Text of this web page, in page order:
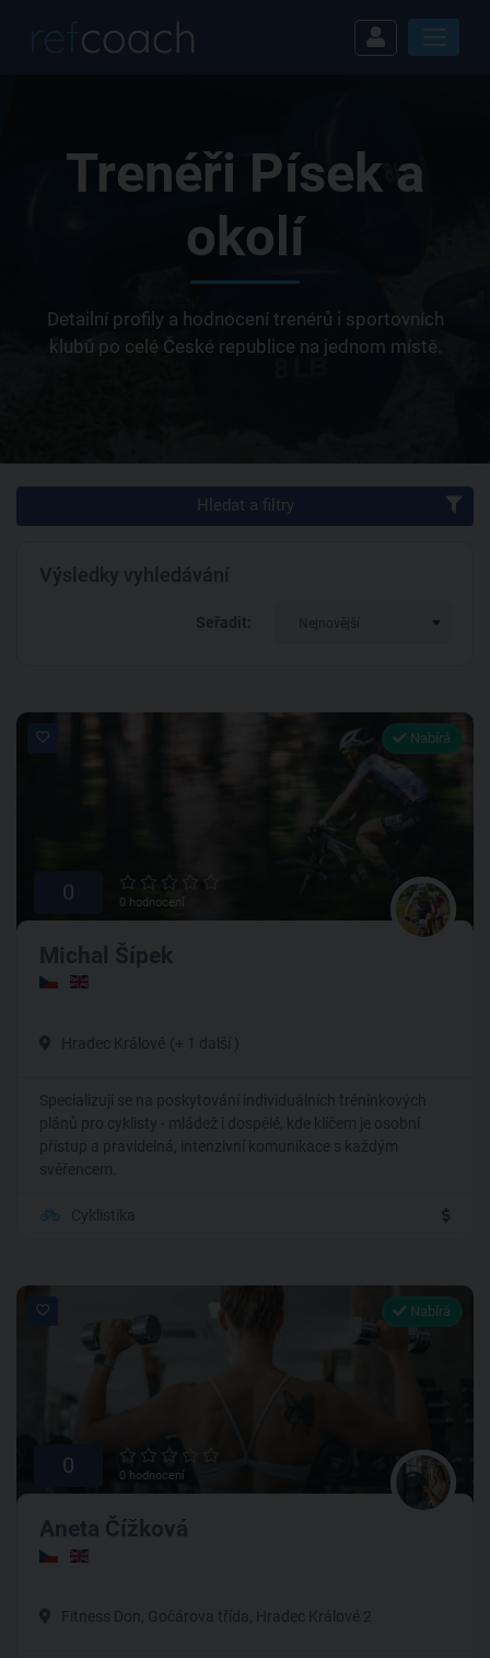
Trenéři Písek a
okolí
Detailní profily a hodnocení trenérů i sportovních
klubů po celé České republice na jednom místě.
Hledat a filtry
Výsledky vyhledávání
Seřadit: Nejnovější
Nabírá
0 0 hodnocení
Michal Šípek
Hradec Králové (+ 1 další )
Specializuji se na poskytování individuálních tréninkových
plánů pro cyklisty - mládež i dospělé, kde klíčem je osobní
přístup a pravidelná, intenzivní komunikace s každým
svěřencem.
Cyklistika
Nabírá
0 0 hodnocení
Aneta Čížková
Fitness Don, Gočárova třída, Hradec Králové 2